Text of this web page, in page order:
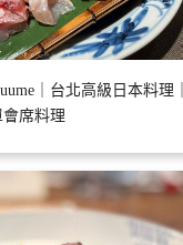
｜台北高級日本料理｜
席料理